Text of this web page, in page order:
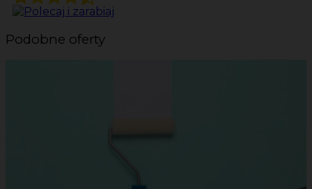
Podobne oferty